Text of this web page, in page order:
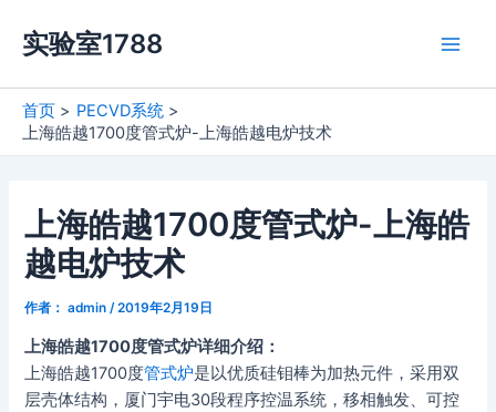
容
实验室1788
首页
PECVD系统
上海皓越1700度管式炉-上海皓越电炉技术
上海皓越1700度管式炉-上海皓
越电炉技术
作者： admin /2019年2月19日
上海皓越1700度管式炉详细介绍：
上海皓越1700度管式炉是以优质硅钼棒为加热元件，采用双
层壳体结构，厦门宇电30段程序控温系统，移相触发、可控